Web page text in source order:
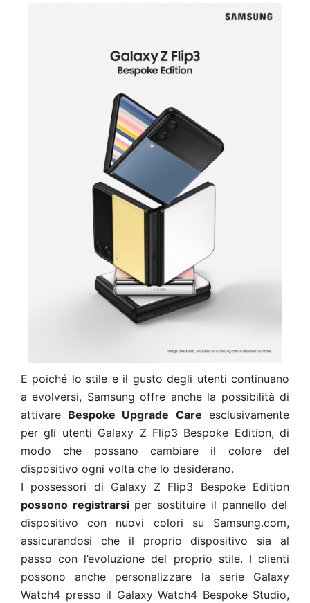
E poiché lo stile e il gusto degli utenti continuano
a evolversi, Samsung offre anche la possibilità di
attivare Bespoke Upgrade Care esclusivamente
per gli utenti Galaxy Z Flip3 Bespoke Edition, di
modo che possano cambiare il colore del
dispositivo ogni volta che lo desiderano.
I possessori di Galaxy Z Flip3 Bespoke Edition
possono registrarsiper sostituire il pannello del
dispositivo con nuovi colori su Samsung.com,
assicurandosi che il proprio dispositivo sia al
passo con l’evoluzione del proprio stile. I clienti
possono anche personalizzare la serie Galaxy
Watch4 presso il Galaxy Watch4 Bespoke Studio,